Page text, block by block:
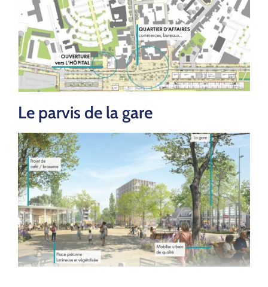
Le parvis de la gare